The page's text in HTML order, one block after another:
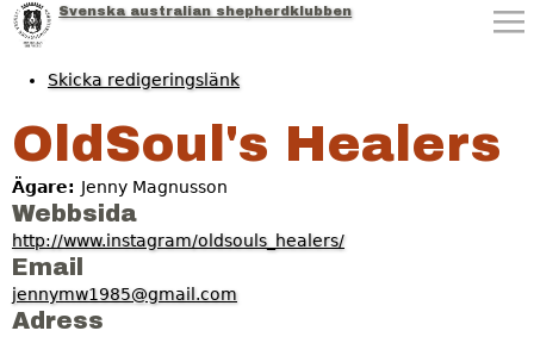
Jump to navigation
Svenska australian shepherdklubben
Skicka redigeringslänk
OldSoul's Healers
Ägare: Jenny Magnusson
Webbsida
http://www.instagram/oldsouls_healers/
Email
jennymw1985@gmail.com
Adress